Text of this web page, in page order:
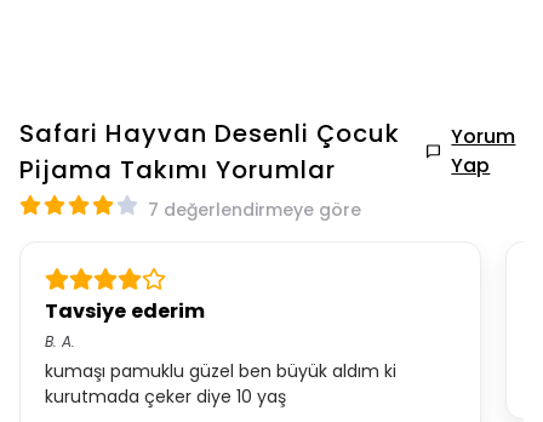
Safari Hayvan Desenli Çocuk
Pijama Takımı Yorumlar
Yorum
Yap
7 değerlendirmeye göre
Tavsiye ederim
B. A.
kumaşı pamuklu güzel ben büyük aldım ki
kurutmada çeker diye 10 yaş